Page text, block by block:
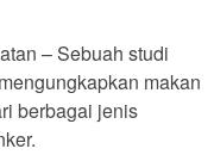
– Sebuah studi
makan
berbagai jenis